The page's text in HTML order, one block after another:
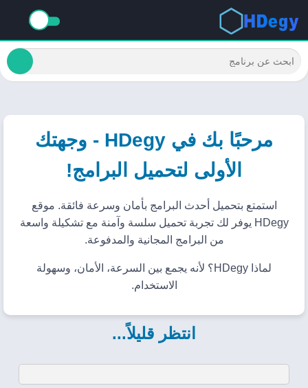
مرحبًا بك في HDegy - وجهتك
الأولى لتحميل البرامج!
استمتع بتحميل أحدث البرامج بأمان وسرعة فائقة. موقع
HDegy يوفر لك تجربة تحميل سلسة وآمنة مع تشكيلة واسعة
من البرامج المجانية والمدفوعة.
لماذا HDegy؟ لأنه يجمع بين السرعة، الأمان، وسهولة
الاستخدام.
انتظر قليلاً...